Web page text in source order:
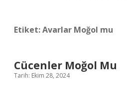
Etiket:Avarlar Moğol mu
Cücenler Moğol Mu
Tarih: Ekim 28, 2024